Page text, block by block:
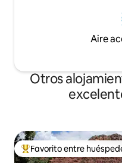
Aire
Otros
Favorito entre los
Favorito entre